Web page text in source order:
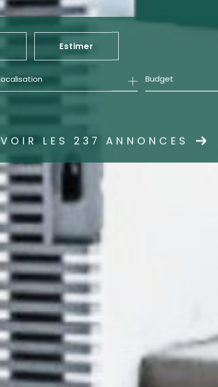
Estimer
Budget
VOIR LES 237 ANNONCES